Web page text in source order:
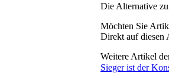
Die Alternative
Möchten Sie
Direkt auf diesen
Weitere Artikel
Sieger ist der